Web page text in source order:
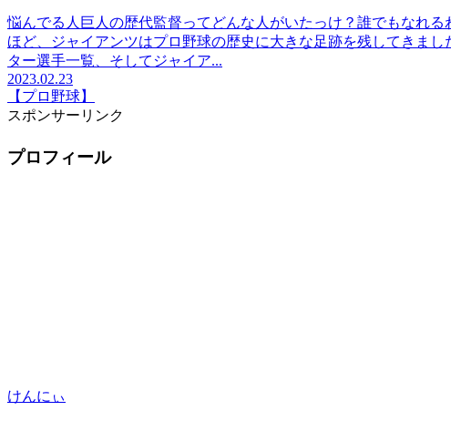
悩んでる人巨人の歴代監督ってどんな人がいたっけ？誰でもなれ
ほど、ジャイアンツはプロ野球の歴史に大きな足跡を残してきま
ター選手一覧、そしてジャイア...
2023.02.23
【プロ野球】
スポンサーリンク
プロフィール
けんにぃ